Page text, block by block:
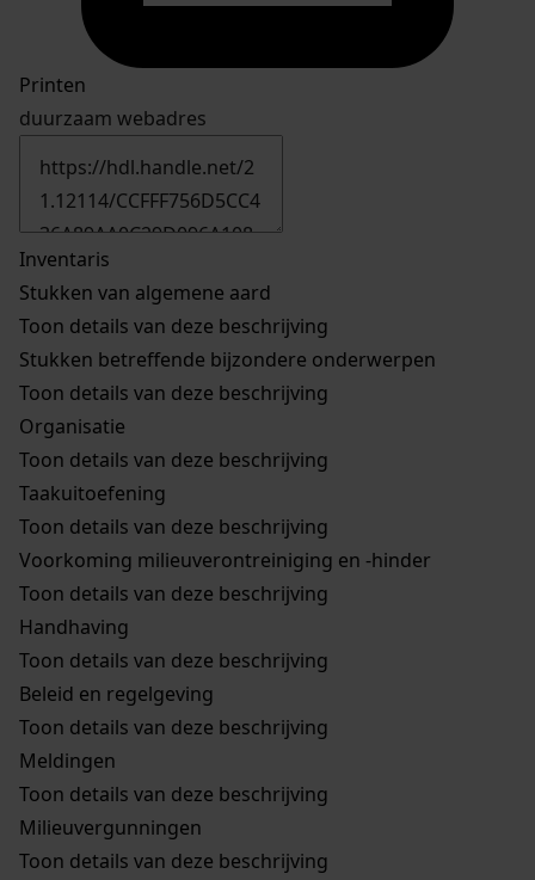
Printen
duurzaam webadres
Inventaris
Stukken van algemene aard
Toon details van deze beschrijving
Stukken betreffende bijzondere onderwerpen
Toon details van deze beschrijving
Organisatie
Toon details van deze beschrijving
Taakuitoefening
Toon details van deze beschrijving
Voorkoming milieuverontreiniging en -hinder
Toon details van deze beschrijving
Handhaving
Toon details van deze beschrijving
Beleid en regelgeving
Toon details van deze beschrijving
Meldingen
Toon details van deze beschrijving
Milieuvergunningen
Toon details van deze beschrijving